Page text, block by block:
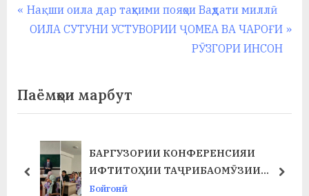
Навигация
P
r
i
Нақши оила дар таҳкими пояҳои Ваҳдати миллӣ
N
ОИЛА СУТУНИ УСТУВОРИИ ҶОМЕА ВА ЧАРОҒИ
РӮЗГОРИ ИНСОН
Паёмҳои марбут
БАРГУЗОРИИ КОНФЕРЕНСИЯИ
ИФТИТОҲИИ ТАҶРИБАОМӮЗИИ
ИСТЕҲСОЛӢ ДАР ФАКУЛТЕТИ ХИМИЯ
Бойгонӣ
prev next